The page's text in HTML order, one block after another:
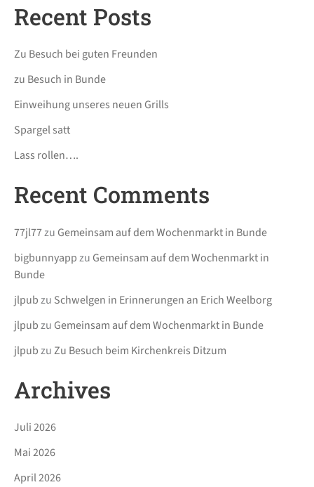
Recent Posts
Zu Besuch bei guten Freunden
zu Besuch in Bunde
Einweihung unseres neuen Grills
Spargel satt
Lass rollen….
Recent Comments
77jl77zu Gemeinsam auf dem Wochenmarkt in Bunde
bigbunnyappzu Gemeinsam auf dem Wochenmarkt in
Bunde
jlpubzu Schwelgen in Erinnerungen an Erich Weelborg
jlpubzu Gemeinsam auf dem Wochenmarkt in Bunde
jlpubzuZu Besuch beim Kirchenkreis Ditzum
Archives
Juli 2026
Mai 2026
April 2026